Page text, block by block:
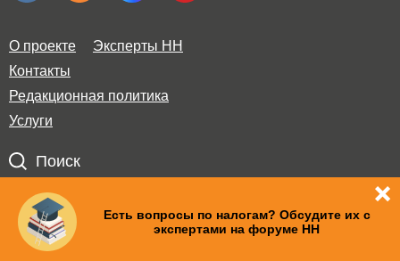
О проекте
Эксперты НН
Контакты
Редакционная политика
Услуги
Поиск
Правила использования материалов и авторские права
Пользовательское соглашение
Политика по обработке персональных данных
Есть вопросы по налогам? Обсудите их с
экспертами на форуме НН